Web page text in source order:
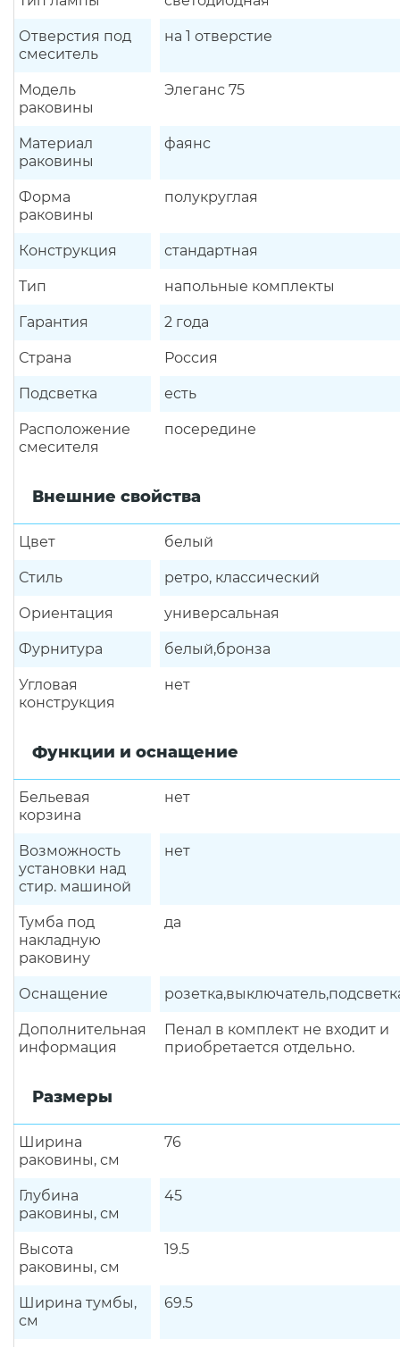
Отверстия под
смеситель
на 1 отверстие
Модель
раковины
Элеганс 75
Материал
раковины
фаянс
Форма
раковины
полукруглая
Конструкция стандартная
Тип напольные комплекты
Гарантия 2 года
Страна Россия
Подсветка есть
Расположение
смесителя
посередине
Внешние свойства
Цвет белый
Стиль ретро, классический
Ориентация универсальная
Фурнитура белый,бронза
Угловая
конструкция
нет
Функции и оснащение
Бельевая
корзина
нет
Возможность
установки над
стир. машиной
нет
Тумба под
накладную
раковину
да
Оснащение
Дополнительная
информация
Пенал в комплект не входит и
приобретается отдельно.
Размеры
Ширина
раковины, см
76
Глубина
раковины, см
45
Высота
раковины, см
19.5
Ширина тумбы,
см
69.5